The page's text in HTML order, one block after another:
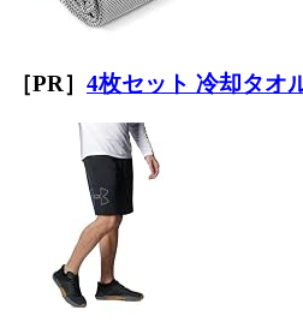
［PR］ 4枚セット 冷却タオ